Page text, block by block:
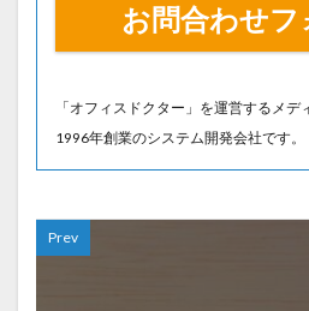
お問合わせフ
「オフィスドクター」を運営するメ
1996年創業のシステム開発会社です。
Prev